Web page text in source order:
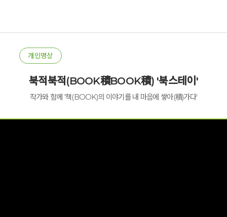
개인명상
북적북적(BOOK積BOOK積) '북스테이'
작가와 함께 '책(BOOK)의 이야기를 내 마음에 쌓아(積)가다'